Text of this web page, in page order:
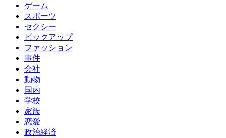
ゲーム
スポーツ
セクシー
ピックアップ
ファッション
事件
会社
動物
国内
学校
家族
恋愛
政治経済